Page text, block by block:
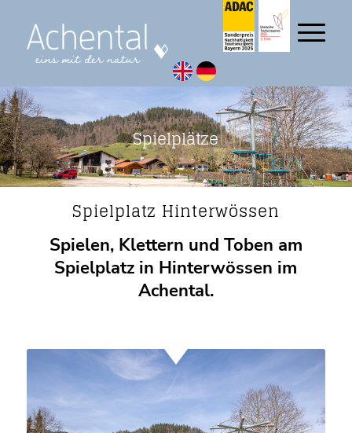
Spielplätze
Spielplatz Hinterwössen
Spielen, Klettern und Toben am
Spielplatz in Hinterwössen im
Achental.